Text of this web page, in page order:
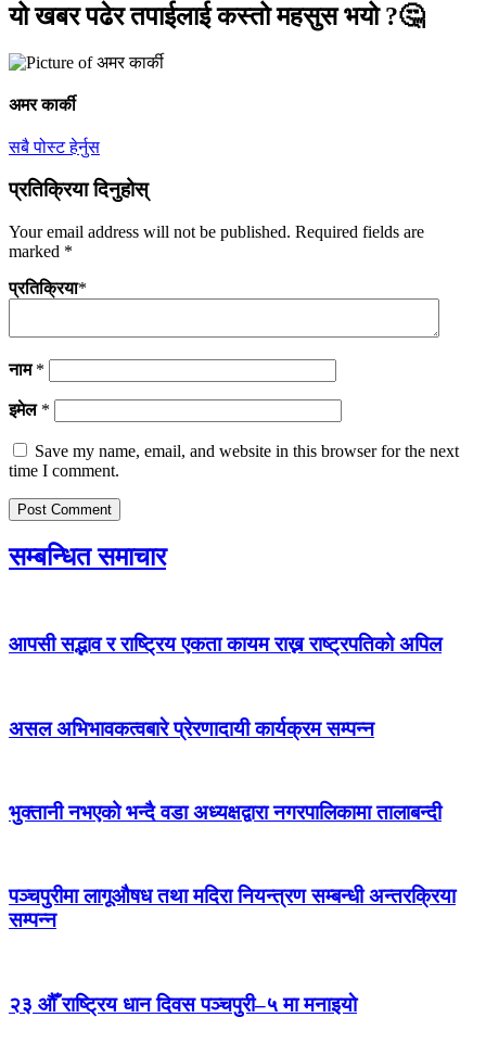
यो खबर पढेर तपाईलाई कस्तो महसुस भयो ?🤔
अमर कार्की
सबै पोस्ट हेर्नुस
प्रतिक्रिया दिनुहोस्
Your email address will not be published. Required fields are
marked *
प्रतिक्रिया*
नाम *
इमेल *
Save my name, email, and website in this browser for the next
time I comment.
सम्बन्धित समाचार
आपसी सद्भाव र राष्ट्रिय एकता कायम राख्न राष्ट्रपतिको अपिल
असल अभिभावकत्वबारे प्रेरणादायी कार्यक्रम सम्पन्न
भुक्तानी नभएको भन्दै वडा अध्यक्षद्वारा नगरपालिकामा तालाबन्दी
पञ्चपुरीमा लागूऔषध तथा मदिरा नियन्त्रण सम्बन्धी अन्तरक्रिया
सम्पन्न
२३ औँ राष्ट्रिय धान दिवस पञ्चपुरी–५ मा मनाइयाे